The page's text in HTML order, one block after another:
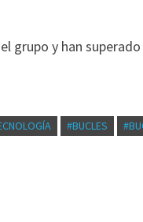
grupo y han
#BUCLES